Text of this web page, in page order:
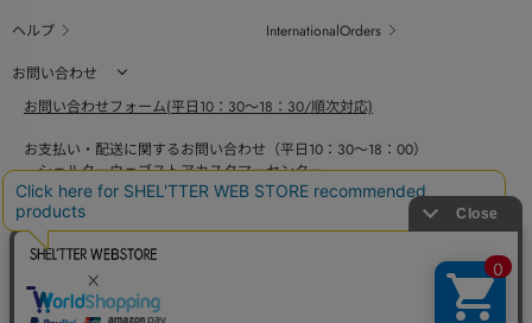
ヘルプ
InternationalOrders
お問い合わせ
お問い合わせフォーム(平日10：30～18：30/順次対応)
お支払い・配送に関するお問い合わせ（平日10：30～18：00）
シェルターウェブストアカスタマーセンター
0800-123-6820
商品の素材、サイズ、仕様等に関するお問い合せ（平日10：30～18：00）
バロックジャパンリミテッドコールセンター
03-6730-9191